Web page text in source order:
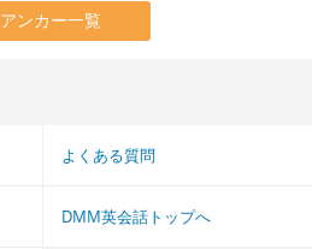
アンカー一覧
よくある質問
DMM英会話トップへ